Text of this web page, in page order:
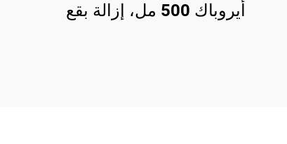
أيروباك 500 مل، إزالة بقع